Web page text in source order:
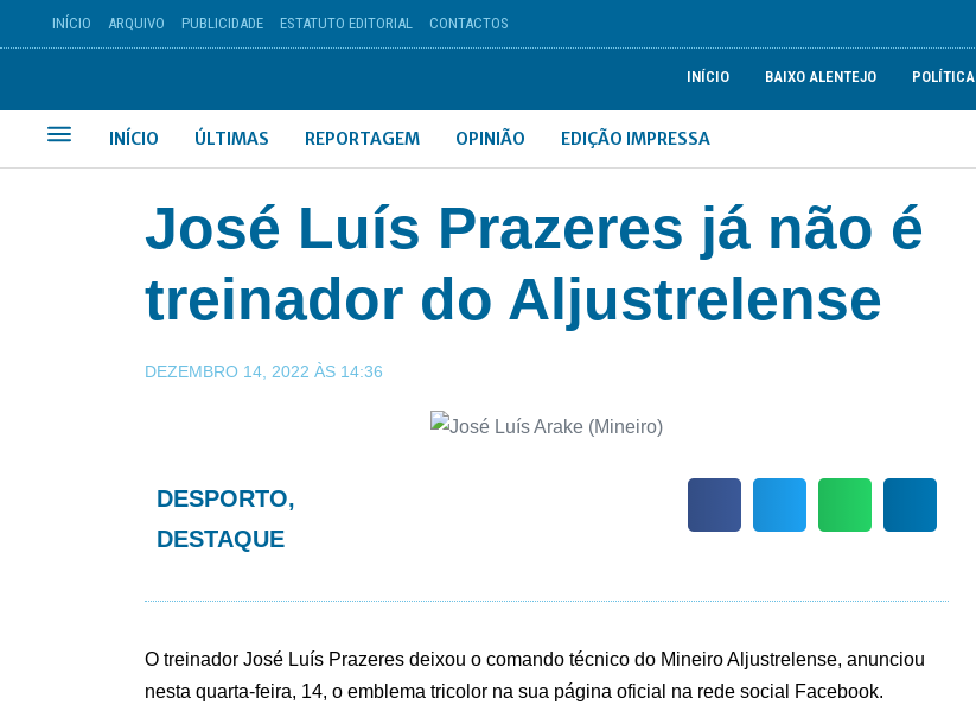
INÍCIO ARQUIVO PUBLICIDADE ESTATUTO EDITORIAL CONTACTOS
INÍCIO BAIXO ALENTEJO POLÍTICA
INÍCIO ÚLTIMAS REPORTAGEM OPINIÃO EDIÇÃO IMPRESSA
José Luís Prazeres já não é
treinador do Aljustrelense
DEZEMBRO 14, 2022 ÀS 14:36
DESPORTO,
DESTAQUE
O treinador José Luís Prazeres deixou o comando técnico do Mineiro Aljustrelense, anunciou
nesta quarta-feira, 14, o emblema tricolor na sua página oficial na rede social Facebook.